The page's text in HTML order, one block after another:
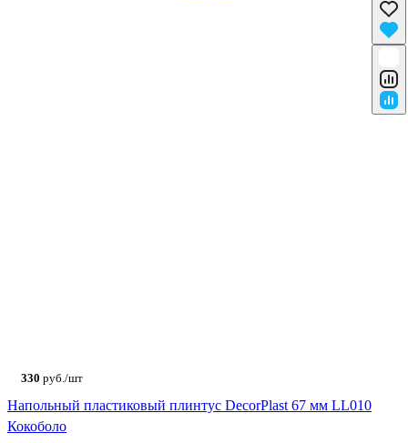
330 руб./шт
Напольный пластиковый плинтус DecorPlast 67 мм LL010
Кокоболо